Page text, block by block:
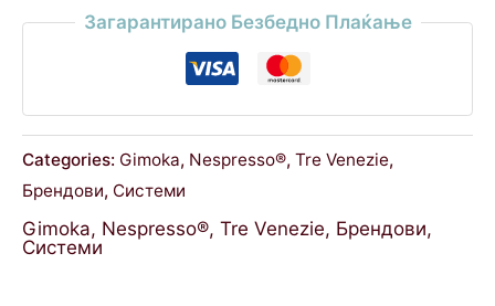
Загарантирано Безбедно Плаќање
Categories: Gimoka, Nespresso®, Tre Venezie,
Брендови, Системи
Gimoka, Nespresso®, Tre Venezie, Брендови,
Системи